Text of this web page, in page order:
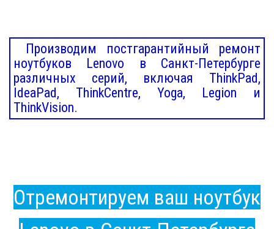
Производим постгарантийный ремонт
ноутбуков Lenovo в Санкт-Петербурге
различных серий, включая ThinkPad,
IdeaPad, ThinkCentre, Yoga, Legion и
ThinkVision.
Отремонтируем ваш ноутбук